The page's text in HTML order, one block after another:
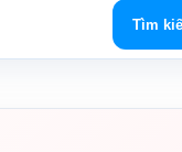
Tìm